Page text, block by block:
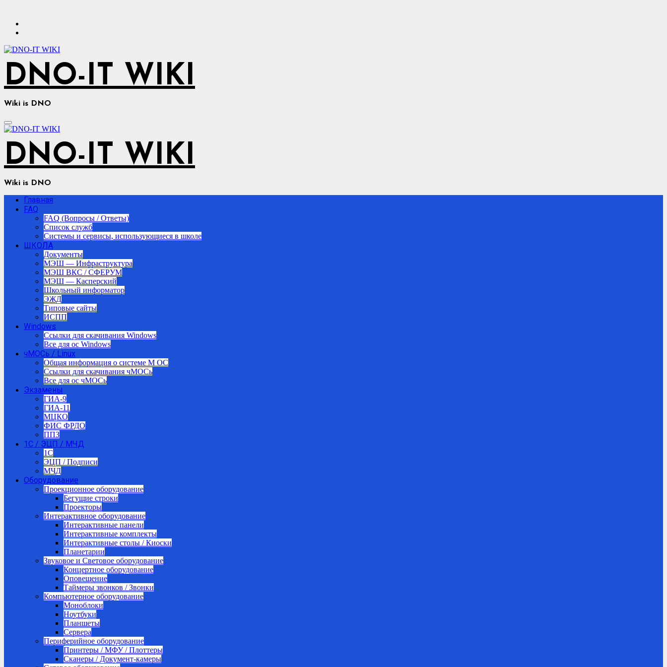
содержимому
DNO-IT WIKI
Wiki is DNO
DNO-IT WIKI
Wiki is DNO
Главная
FAQ
FAQ (Вопросы / Ответы)
Список служб
Системы и сервисы, использующиеся в школе
ШКОЛА
Документы
МЭШ — Инфраструктура
МЭШ ВКС / СФЕРУМ
МЭШ — Касперский
Школьный информатор
ЭЖД
Типовые сайты
ИСПП
Windows
Ссылки для скачивания Windows
Все для ос Windows
чМОСь / Linux
Общая информация о системе М ОС
Ссылки для скачивания чМОСь
Все для ос чМОСь
Экзамены
ГИА-9
ГИА-11
МЦКО
ФИС ФРДО
ППЗ
1С / ЭЦП / МЧД
1C
ЭЦП / Подписи
МЧД
Оборудование
Проекционное оборудование
Бегущие строки
Проекторы
Интерактивное оборудование
Интерактивные панели
Интерактивные комплекты
Интерактивные столы / Киоски
Планетарии
Звуковое и Световое оборудование
Концертное оборудование
Оповещение
Таймеры звонков / Звонки
Компьютерное оборудование
Моноблоки
Ноутбуки
Планшеты
Сервера
Периферийное оборудование
Принтеры / МФУ / Плоттеры
Сканеры / Документ-камеры